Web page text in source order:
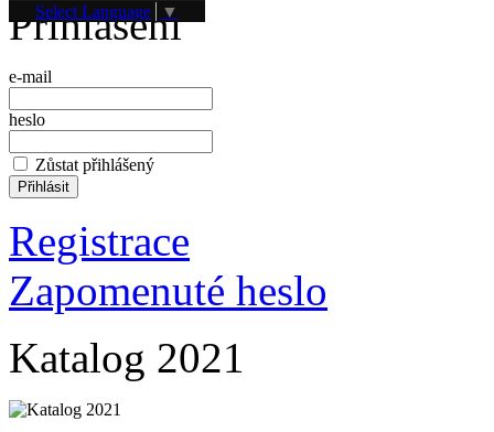
Select Language ▼
Přihlášení
e-mail
heslo
Zůstat přihlášený
Registrace
Zapomenuté heslo
Katalog 2021